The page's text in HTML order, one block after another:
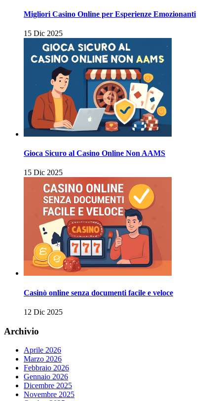
Migliori Casino Online per Esperienze Emozionanti
15 Dic 2025
Gioca Sicuro al Casino Online Non AAMS
15 Dic 2025
Casinò online senza documenti facile e veloce
12 Dic 2025
Archivio
Aprile 2026
Marzo 2026
Febbraio 2026
Gennaio 2026
Dicembre 2025
Novembre 2025